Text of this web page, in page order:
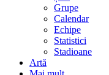
Grupe
Calendar
Echipe
Statistici
Stadioane
Artă